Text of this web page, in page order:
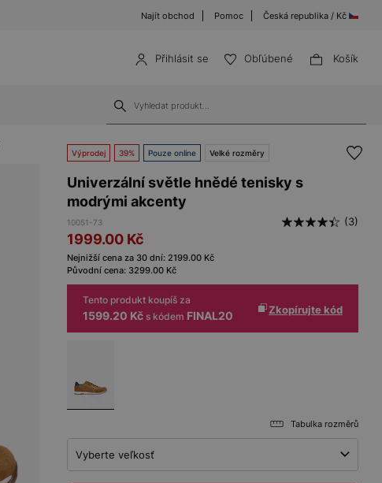
Najít obchod Pomoc Česká republika / Kč
Přihlásit se Obľúbené Košík
Výprodej 39% Pouze online Velké rozměry
Univerzální světle hnědé tenisky s
modrými akcenty
10051-73 (3)
1999.00 Kč
Nejnižší cena za 30 dní: 2199.00 Kč
Původní cena: 3299.00 Kč
Tento produkt koupíš za
1599.20 Kč s kódem FINAL20 Zkopírujte kód
Tabulka rozměrů
Vyberte veľkosť